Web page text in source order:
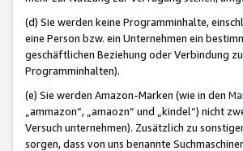
(d) Sie werden keine Programminhalte,
eine Person bzw. ein Unternehmen ein
geschäftlichen Beziehung oder Verbindung
Programminhalten).
(e) Sie werden Amazon-Marken (wie in den
„ammazon“, „amaozn“ und „kindel“) nicht
Versuch unternehmen). Zusätzlich zu
sorgen, dass von uns benannte